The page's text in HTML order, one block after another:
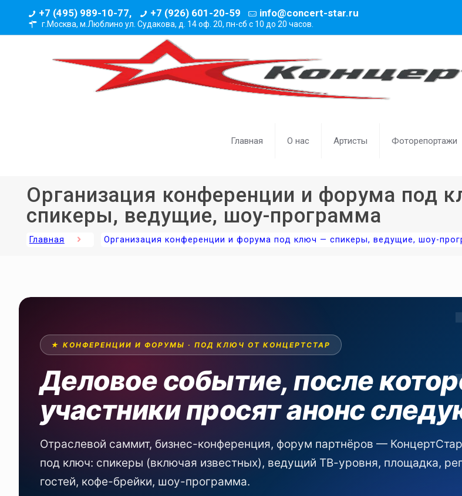
+7 (495) 989-10-77, +7 (926) 601-20-59 info@concert-star.ru
г.Москва, м.Люблино ул. Судакова, д. 14 оф. 20, пн-сб с 10 до 20 часов.
Главная О нас Артисты Фоторепортажи
Организация конференции и форума под
спикеры, ведущие, шоу-программа
Главная Организация конференции и форума под ключ — спикеры, ведущие, шоу-
★ КОНФЕРЕНЦИИ И ФОРУМЫ · ПОД КЛЮЧ ОТ КОНЦЕРТСТАР
Деловое событие, после
участники просят анонс
Отраслевой саммит, бизнес-конференция, форум партнёров —
под ключ: спикеры (включая известных), ведущий ТВ-уровня, площадка,
гостей, кофе-брейки, шоу-программа.